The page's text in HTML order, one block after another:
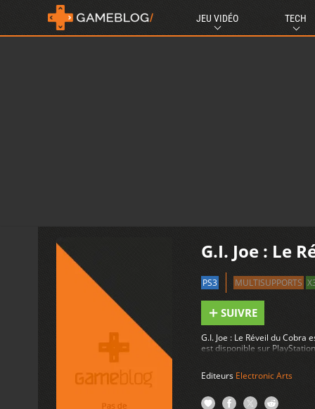
JEU VIDÉO TECH
G.I. Joe : Le
PS3 MULTISUPPORTS
SUIVRE
G.I. Joe : Le Réveil du
est disponible sur
Editeurs Electronic Arts